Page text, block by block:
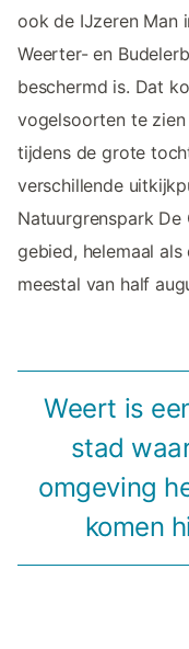
ook de IJzeren Man
Weerter- en
beschermd is. Dat
vogelsoorten te zien
tijdens de grote
verschillende
Natuurgrenspark
gebied, helemaal
meestal van half
Weert is
stad
omgeving
komen